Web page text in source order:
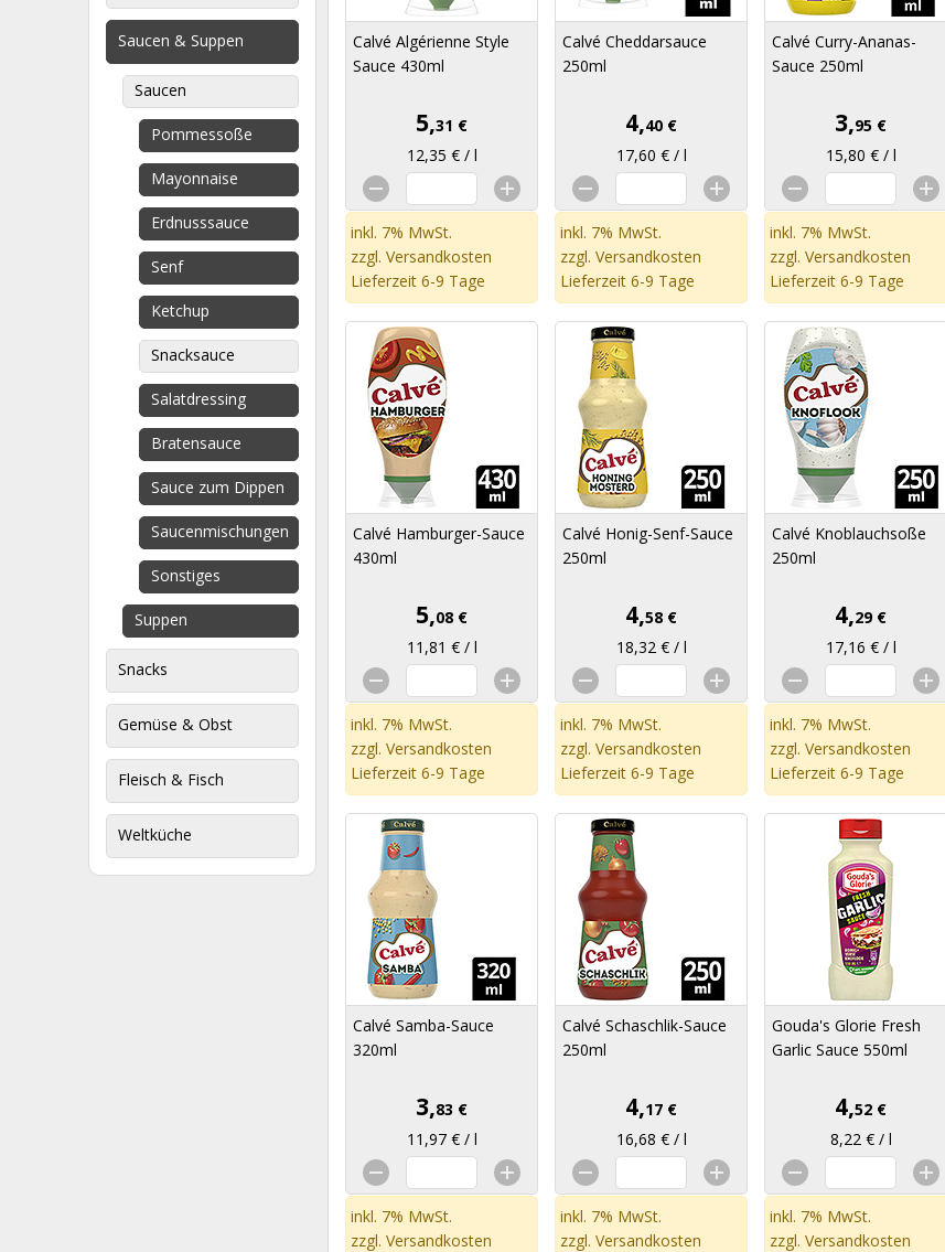
Saucen & Suppen
Saucen
Pommessoße
Mayonnaise
Erdnusssauce
Senf
Ketchup
Snacksauce
Salatdressing
Bratensauce
Sauce zum Dippen
Saucenmischungen
Sonstiges
Suppen
Snacks
Gemüse & Obst
Fleisch & Fisch
Weltküche
Calvé Algérienne Style
Sauce 430ml
5,31 €
12,35 € / l
inkl. 7% MwSt.
zzgl. Versandkosten
Lieferzeit 6-9 Tage
Calvé Cheddarsauce
250ml
4,40 €
17,60 € / l
inkl. 7% MwSt.
zzgl. Versandkosten
Lieferzeit 6-9 Tage
Calvé Curry-Ananas-
Sauce 250ml
3,95 €
15,80 € / l
inkl. 7% MwSt.
zzgl. Versandkosten
Lieferzeit 6-9 Tage
Calvé Hamburger-Sauce
430ml
5,08 €
11,81 € / l
inkl. 7% MwSt.
zzgl. Versandkosten
Lieferzeit 6-9 Tage
Calvé Honig-Senf-Sauce
250ml
4,58 €
18,32 € / l
inkl. 7% MwSt.
zzgl. Versandkosten
Lieferzeit 6-9 Tage
Calvé Knoblauchsoße
250ml
4,29 €
17,16 € / l
inkl. 7% MwSt.
zzgl. Versandkosten
Lieferzeit 6-9 Tage
Calvé Samba-Sauce
320ml
3,83 €
11,97 € / l
inkl. 7% MwSt.
zzgl. Versandkosten
Calvé Schaschlik-Sauce
250ml
4,17 €
16,68 € / l
inkl. 7% MwSt.
zzgl. Versandkosten
Gouda's Glorie Fresh
Garlic Sauce 550ml
4,52 €
8,22 € / l
inkl. 7% MwSt.
zzgl. Versandkosten